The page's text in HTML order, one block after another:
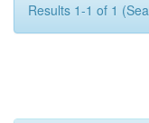
Results 1-1 of 1